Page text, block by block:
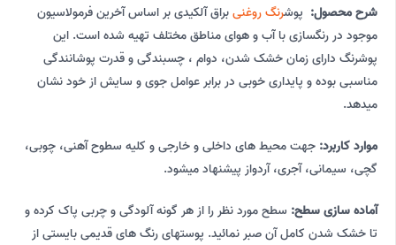
شرح محصول: پوشرنگ روغنیبراق آلکیدی بر اساس آخرین فرمولاسیون
موجود در رنگسازی با آب و هوای مناطق مختلف تهیه شده است. این
پوشرنگ دارای زمان خشک شدن، دوام ، چسبندگی و قدرت پوشانندگی
مناسبی بوده و پایداری خوبی در برابر عوامل جوی و سایش از خود نشان
میدهد.
موارد کاربرد: جهت محیط های داخلی و خارجی و کلیه سطوح آهنی، چوبی،
گچی، سیمانی، آجری، آردواز پیشنهاد میشود.
آماده سازی سطح: سطح مورد نظر را از هر گونه آلودگی و چربی پاک کرده و
تا خشک شدن کامل آن صبر نمائید. پوستهای رنگ های قدیمی بایستی از